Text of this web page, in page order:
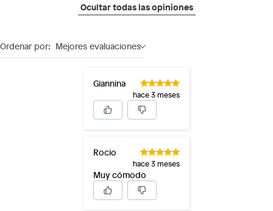
Ocultar todas las opiniones
Ordenar por: Mejores evaluaciones
Giannina
hace 3 meses
Rocio
hace 3 meses
Muy cómodo